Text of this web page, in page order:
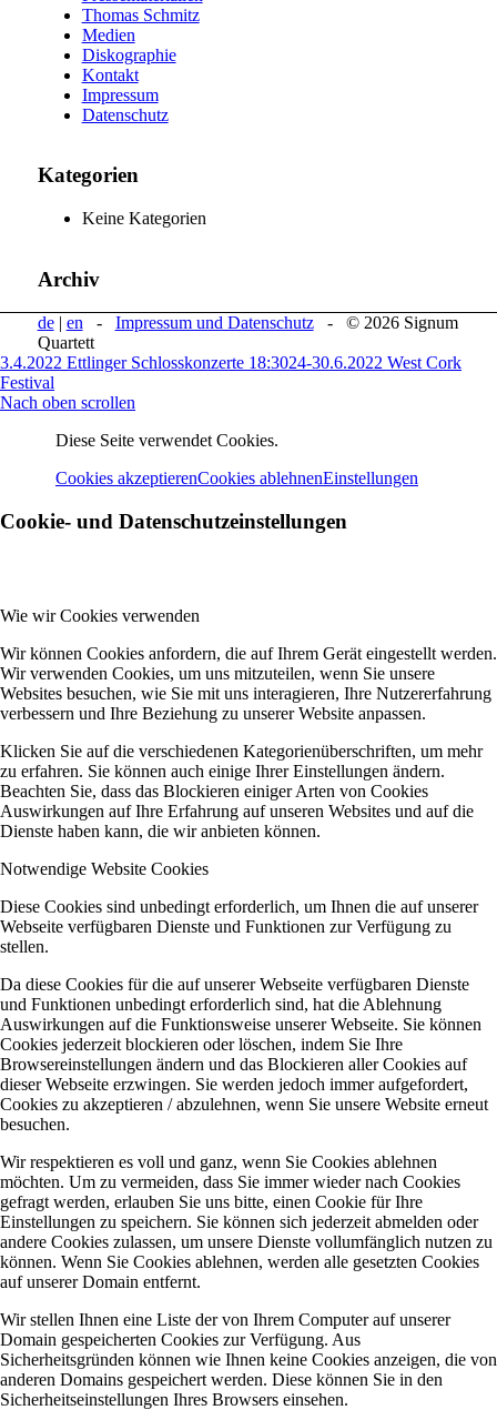
Thomas Schmitz
Medien
Diskographie
Kontakt
Impressum
Datenschutz
Kategorien
Keine Kategorien
Archiv
de| en- Impressum und Datenschutz- © 2026 Signum
Quartett
3.4.2022 Ettlinger Schlosskonzerte 18:3024-30.6.2022 West Cork
Festival
Nach oben scrollen
Diese Seite verwendet Cookies.
Cookies akzeptierenCookies ablehnenEinstellungen
Cookie- und Datenschutzeinstellungen
Wie wir Cookies verwenden
Wir können Cookies anfordern, die auf Ihrem Gerät eingestellt werden.
Wir verwenden Cookies, um uns mitzuteilen, wenn Sie unsere
Websites besuchen, wie Sie mit uns interagieren, Ihre Nutzererfahrung
verbessern und Ihre Beziehung zu unserer Website anpassen.
Klicken Sie auf die verschiedenen Kategorienüberschriften, um mehr
zu erfahren. Sie können auch einige Ihrer Einstellungen ändern.
Beachten Sie, dass das Blockieren einiger Arten von Cookies
Auswirkungen auf Ihre Erfahrung auf unseren Websites und auf die
Dienste haben kann, die wir anbieten können.
Notwendige Website Cookies
Diese Cookies sind unbedingt erforderlich, um Ihnen die auf unserer
Webseite verfügbaren Dienste und Funktionen zur Verfügung zu
stellen.
Da diese Cookies für die auf unserer Webseite verfügbaren Dienste
und Funktionen unbedingt erforderlich sind, hat die Ablehnung
Auswirkungen auf die Funktionsweise unserer Webseite. Sie können
Cookies jederzeit blockieren oder löschen, indem Sie Ihre
Browsereinstellungen ändern und das Blockieren aller Cookies auf
dieser Webseite erzwingen. Sie werden jedoch immer aufgefordert,
Cookies zu akzeptieren / abzulehnen, wenn Sie unsere Website erneut
besuchen.
Wir respektieren es voll und ganz, wenn Sie Cookies ablehnen
möchten. Um zu vermeiden, dass Sie immer wieder nach Cookies
gefragt werden, erlauben Sie uns bitte, einen Cookie für Ihre
Einstellungen zu speichern. Sie können sich jederzeit abmelden oder
andere Cookies zulassen, um unsere Dienste vollumfänglich nutzen zu
können. Wenn Sie Cookies ablehnen, werden alle gesetzten Cookies
auf unserer Domain entfernt.
Wir stellen Ihnen eine Liste der von Ihrem Computer auf unserer
Domain gespeicherten Cookies zur Verfügung. Aus
Sicherheitsgründen können wie Ihnen keine Cookies anzeigen, die von
anderen Domains gespeichert werden. Diese können Sie in den
Sicherheitseinstellungen Ihres Browsers einsehen.